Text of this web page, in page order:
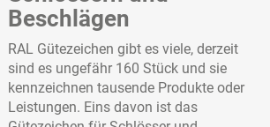
Beschlägen
RAL Gütezeichen gibt es viele, derzeit
sind es ungefähr 160 Stück und sie
kennzeichnen tausende Produkte oder
Leistungen. Eins davon ist das